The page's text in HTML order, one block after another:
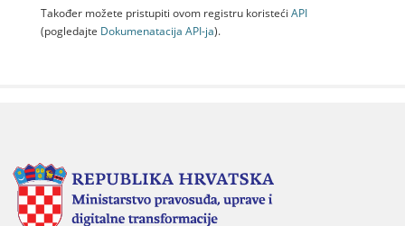
Također možete pristupiti ovom registru koristeći API
(pogledajte Dokumenаtаcijа API-jа).